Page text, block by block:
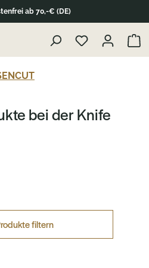
ab 70,-€ (DE)
bei der Knife
filtern